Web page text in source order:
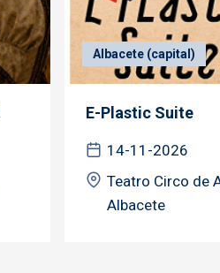
Albacete (capital)
E-Plastic Suite
14-11-2026
Teatro Circo de
Albacete